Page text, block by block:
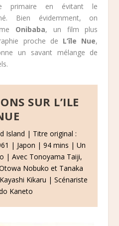
primaire en évitant le
Bien évidemment, on
Onibaba, un film plus
proche de L’île Nue,
un savant mélange de
SUR L’ILE
Island | Titre original :
| Japon | 94 mins | Un
| Avec Tonoyama Taiji,
Nobuko et Tanaka
Kikaru | Scénariste
Kaneto